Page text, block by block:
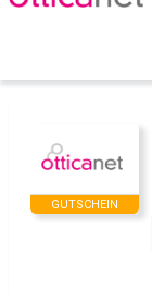
GUTSCHEIN